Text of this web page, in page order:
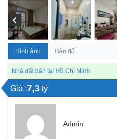
Hình ảnh Bản đồ
Nhà đất bán tại Hồ Chí Minh
Giá :7,3 tỷ
Admin